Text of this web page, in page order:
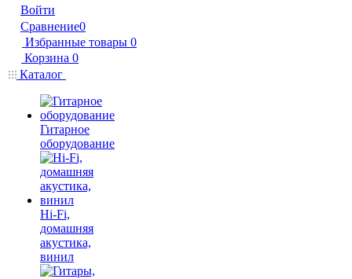
Войти
Сравнение0
Избранные товары 0
Корзина 0
Каталог
Гитарное
оборудование
Hi-Fi,
домашняя
акустика,
винил